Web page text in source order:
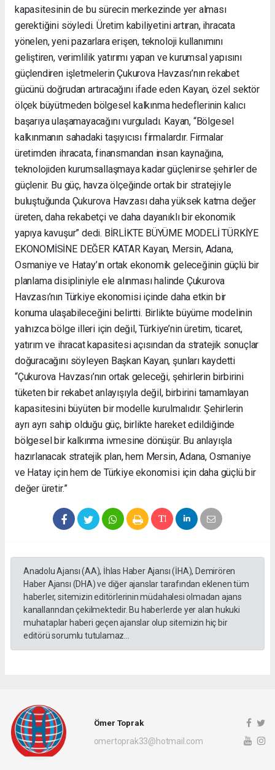
kapasitesinin de bu sürecin merkezinde yer alması
gerektiğini söyledi. Üretim kabiliyetini artıran, ihracata
yönelen, yeni pazarlara erişen, teknoloji kullanımını
geliştiren, verimlilik yatırımı yapan ve kurumsal yapısını
güçlendiren işletmelerin Çukurova Havzası’nın rekabet
gücünü doğrudan artıracağını ifade eden Kayan, özel sektör
ölçek büyütmeden bölgesel kalkınma hedeflerinin kalıcı
başarıya ulaşamayacağını vurguladı. Kayan, “Bölgesel
kalkınmanın sahadaki taşıyıcısı firmalardır. Firmalar
üretimden ihracata, finansmandan insan kaynağına,
teknolojiden kurumsallaşmaya kadar güçlenirse şehirler de
güçlenir. Bu güç, havza ölçeğinde ortak bir stratejiyle
buluştuğunda Çukurova Havzası daha yüksek katma değer
üreten, daha rekabetçi ve daha dayanıklı bir ekonomik
yapıya kavuşur” dedi. BİRLİKTE BÜYÜME MODELİ TÜRKİYE
EKONOMİSİNE DEĞER KATAR Kayan, Mersin, Adana,
Osmaniye ve Hatay’ın ortak ekonomik geleceğinin güçlü bir
planlama disipliniyle ele alınması halinde Çukurova
Havzası’nın Türkiye ekonomisi içinde daha etkin bir
konuma ulaşabileceğini belirtti. Birlikte büyüme modelinin
yalnızca bölge illeri için değil, Türkiye’nin üretim, ticaret,
yatırım ve ihracat kapasitesi açısından da stratejik sonuçlar
doğuracağını söyleyen Başkan Kayan, şunları kaydetti
“Çukurova Havzası’nın ortak geleceği, şehirlerin birbirini
tüketen bir rekabet anlayışıyla değil, birbirini tamamlayan
kapasitesini büyüten bir modelle kurulmalıdır. Şehirlerin
ayrı ayrı sahip olduğu güç, birlikte hareket edildiğinde
bölgesel bir kalkınma ivmesine dönüşür. Bu anlayışla
hazırlanacak stratejik plan, hem Mersin, Adana, Osmaniye
ve Hatay için hem de Türkiye ekonomisi için daha güçlü bir
değer üretir.”
Anadolu Ajansı (AA), İhlas Haber Ajansı (İHA), Demirören
Haber Ajansı (DHA) ve diğer ajanslar tarafından eklenen tüm
haberler, sitemizin editörlerinin müdahalesi olmadan ajans
kanallarından çekilmektedir. Bu haberlerde yer alan hukuki
muhataplar haberi geçen ajanslar olup sitemizin hiç bir
editörü sorumlu tutulamaz...
Ömer Toprak
omertoprak33@hotmail.com